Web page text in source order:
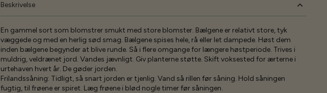
Beskrivelse
En gammel sort som blomstrer smukt med store blomster. Bælgene er relativt store, tyk
væggede og med en herlig sød smag. Bælgene spises hele, rå eller let dampede. Høst dem
inden bælgene begynder at blive runde. Så i flere omgange for længere høstperiode. Trives i
muldrig, veldrænet jord. Vandes jævnligt. Giv planterne støtte. Skift voksested for ærterne i
urtehaven hvert år. De gøder jorden.
Frilandssåning: Tidligt, så snart jorden er tjenlig. Vand så rillen før såning. Hold såningen
fugtig, til frøene er spiret. Læg frøene i blød nogle timer før såningen.